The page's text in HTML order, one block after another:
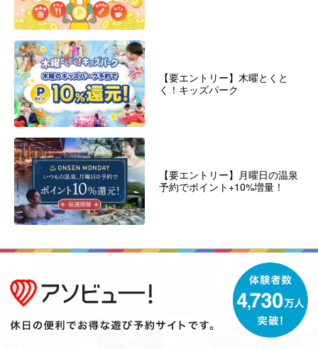
【要エントリー】木曜とくと
く！キッズパーク
【要エントリー】月曜日の温泉
予約でポイント+10%増量！